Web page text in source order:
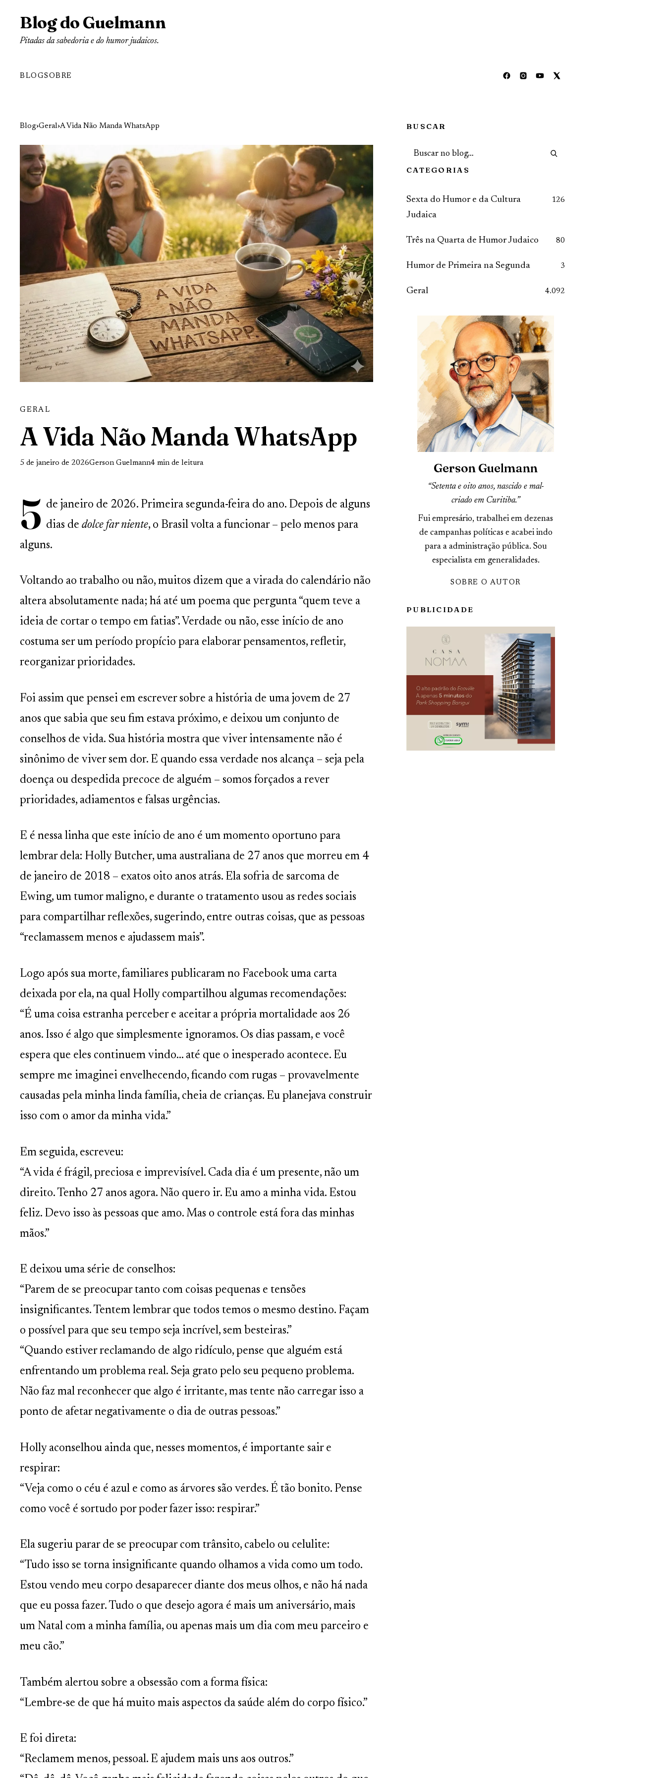
Blog do Guelmann
Pitadas da sabedoria e do humor judaicos.
BLOGSOBRE
Blog›Geral›A Vida Não Manda WhatsApp
GERAL
A Vida Não Manda WhatsApp
5 de janeiro de 2026Gerson Guelmann4 min de leitura
5 de janeiro de 2026. Primeira segunda-feira do ano. Depois de alguns
dias dedolce far niente, o Brasil volta a funcionar – pelo menos para
alguns.
Voltando ao trabalho ou não, muitos dizem que a virada do calendário não
altera absolutamente nada; há até um poema que pergunta “quem teve a
ideia de cortar o tempo em fatias”. Verdade ou não, esse início de ano
costuma ser um período propício para elaborar pensamentos, refletir,
reorganizar prioridades.
Foi assim que pensei em escrever sobre a história de uma jovem de 27
anos que sabia que seu fim estava próximo, e deixou um conjunto de
conselhos de vida. Sua história mostra que viver intensamente não é
sinônimo de viver sem dor. E quando essa verdade nos alcança – seja pela
doença ou despedida precoce de alguém – somos forçados a rever
prioridades, adiamentos e falsas urgências.
E é nessa linha que este início de ano é um momento oportuno para
lembrar dela: Holly Butcher, uma australiana de 27 anos que morreu em 4
de janeiro de 2018 – exatos oito anos atrás. Ela sofria de sarcoma de
Ewing, um tumor maligno, e durante o tratamento usou as redes sociais
para compartilhar reflexões, sugerindo, entre outras coisas, que as pessoas
“reclamassem menos e ajudassem mais”.
Logo após sua morte, familiares publicaram no Facebook uma carta
deixada por ela, na qual Holly compartilhou algumas recomendações:
“É uma coisa estranha perceber e aceitar a própria mortalidade aos 26
anos. Isso é algo que simplesmente ignoramos. Os dias passam, e você
espera que eles continuem vindo… até que o inesperado acontece. Eu
sempre me imaginei envelhecendo, ficando com rugas – provavelmente
causadas pela minha linda família, cheia de crianças. Eu planejava construir
isso com o amor da minha vida.”
Em seguida, escreveu:
“A vida é frágil, preciosa e imprevisível. Cada dia é um presente, não um
direito. Tenho 27 anos agora. Não quero ir. Eu amo a minha vida. Estou
feliz. Devo isso às pessoas que amo. Mas o controle está fora das minhas
mãos.”
E deixou uma série de conselhos:
“Parem de se preocupar tanto com coisas pequenas e tensões
insignificantes. Tentem lembrar que todos temos o mesmo destino. Façam
o possível para que seu tempo seja incrível, sem besteiras.”
“Quando estiver reclamando de algo ridículo, pense que alguém está
enfrentando um problema real. Seja grato pelo seu pequeno problema.
Não faz mal reconhecer que algo é irritante, mas tente não carregar isso a
ponto de afetar negativamente o dia de outras pessoas.”
Holly aconselhou ainda que, nesses momentos, é importante sair e
respirar:
“Veja como o céu é azul e como as árvores são verdes. É tão bonito. Pense
como você é sortudo por poder fazer isso: respirar.”
Ela sugeriu parar de se preocupar com trânsito, cabelo ou celulite:
“Tudo isso se torna insignificante quando olhamos a vida como um todo.
Estou vendo meu corpo desaparecer diante dos meus olhos, e não há nada
que eu possa fazer. Tudo o que desejo agora é mais um aniversário, mais
um Natal com a minha família, ou apenas mais um dia com meu parceiro e
meu cão.”
Também alertou sobre a obsessão com a forma física:
“Lembre-se de que há muito mais aspectos da saúde além do corpo físico.”
E foi direta:
“Reclamem menos, pessoal. E ajudem mais uns aos outros.”
BUSCAR
CATEGORIAS
Sexta do Humor e da Cultura
Judaica
126
Três na Quarta de Humor Judaico 80
Humor de Primeira na Segunda 3
Geral 4.092
Gerson Guelmann
“Setenta e oito anos, nascido e mal-
criado em Curitiba.”
Fui empresário, trabalhei em dezenas
de campanhas políticas e acabei indo
para a administração pública. Sou
especialista em generalidades.
SOBRE O AUTOR
PUBLICIDADE